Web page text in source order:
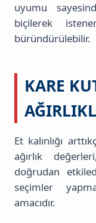
uyumu
biçilerek
büründürülebilir.
KARE
Et kalınlığı
ağırlık
doğrudan
seçimler
amacıdır.